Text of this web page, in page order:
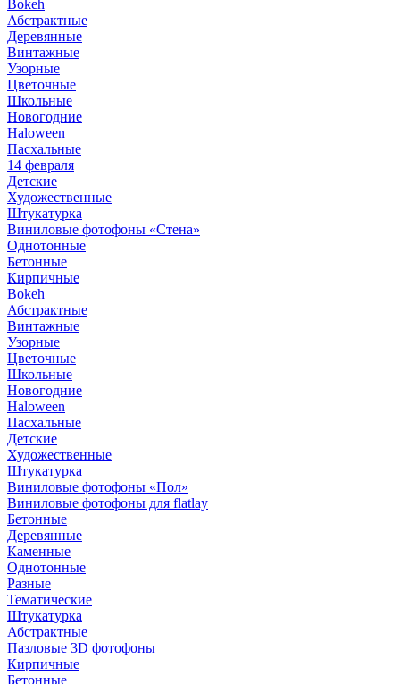
Bokeh
Абстрактные
Деревянные
Винтажные
Узорные
Цветочные
Школьные
Новогодние
Haloween
Пасхальные
14 февраля
Детские
Художественные
Штукатурка
Виниловые фотофоны «Стена»
Однотонные
Бетонные
Кирпичные
Bokeh
Абстрактные
Винтажные
Узорные
Цветочные
Школьные
Новогодние
Haloween
Пасхальные
Детские
Художественные
Штукатурка
Виниловые фотофоны «Пол»
Виниловые фотофоны для flatlay
Бетонные
Деревянные
Каменные
Однотонные
Разные
Тематические
Штукатурка
Абстрактные
Пазловые 3D фотофоны
Кирпичные
Бетонные